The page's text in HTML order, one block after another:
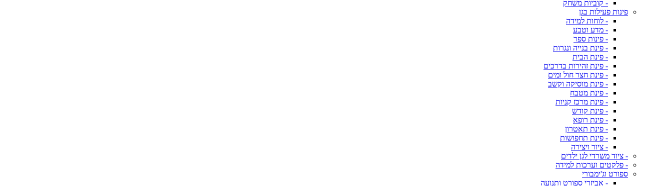
- קוביות משחק
פינות פעילות בגן
- לוחות למידה
- מדע וטבע
- פינות ספר
- פינת בנייה ונגרות
- פינת הבית
- פינת זהירות בדרכים
- פינת חצר חול ומים
- פינת מוסיקה וקשב
- פינת מטבח
- פינת מרכז קניות
- פינת קודש
- פינת רופא
- פינת תאטרון
- פינת תחפושות
- ציור ויצירה
- ציוד משרדי לגן ילדים
- פלקטים וערכות למידה
ספורט וג'ימבורי
- אביזרי ספורט ותנועה